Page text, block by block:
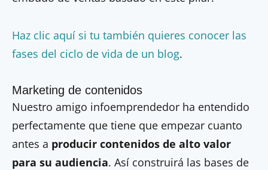
Haz clic aquí si tu también quieres conocer las
fases del ciclo de vida de un blog.
Marketing de contenidos
Nuestro amigo infoemprendedor ha entendido
perfectamente que tiene que empezar cuanto
antes a producir contenidos de alto valor
para su audiencia. Así construirá las bases de